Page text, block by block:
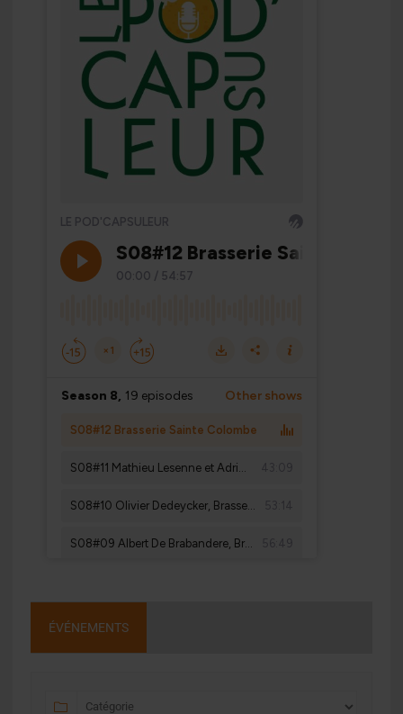
ÉVÉNEMENTS